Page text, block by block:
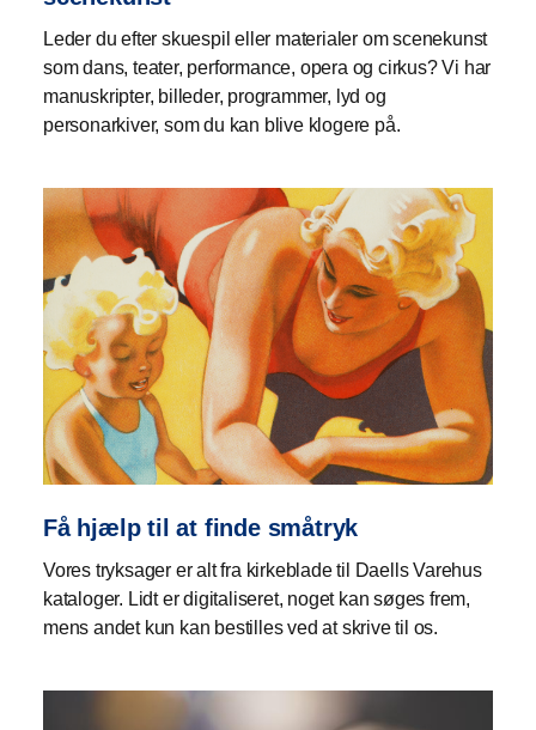
Leder du efter skuespil eller materialer om scenekunst
som dans, teater, performance, opera og cirkus? Vi har
manuskripter, billeder, programmer, lyd og
personarkiver, som du kan blive klogere på.
Få hjælp til at finde småtryk
Vores tryksager er alt fra kirkeblade til Daells Varehus
kataloger. Lidt er digitaliseret, noget kan søges frem,
mens andet kun kan bestilles ved at skrive til os.